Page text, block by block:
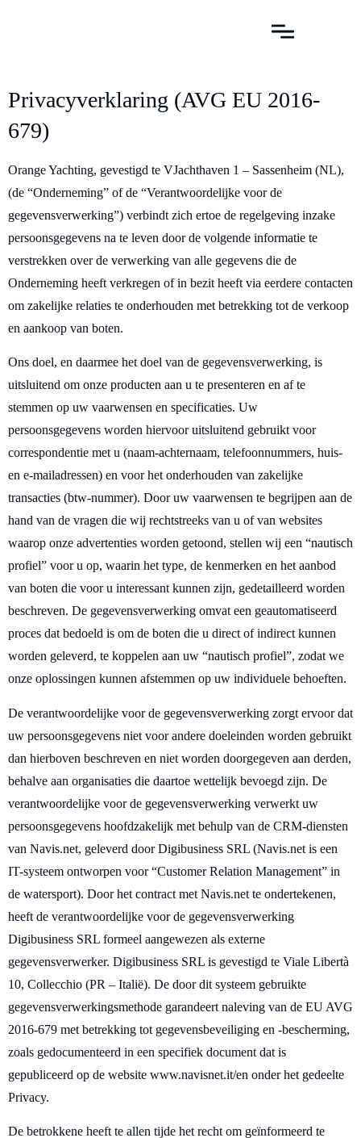
Privacyverklaring (AVG EU 2016-
679)
Orange Yachting, gevestigd te VJachthaven 1 – Sassenheim (NL),
(de “Onderneming” of de “Verantwoordelijke voor de
gegevensverwerking”) verbindt zich ertoe de regelgeving inzake
persoonsgegevens na te leven door de volgende informatie te
verstrekken over de verwerking van alle gegevens die de
Onderneming heeft verkregen of in bezit heeft via eerdere contacten
om zakelijke relaties te onderhouden met betrekking tot de verkoop
en aankoop van boten.
Ons doel, en daarmee het doel van de gegevensverwerking, is
uitsluitend om onze producten aan u te presenteren en af ​​te
stemmen op uw vaarwensen en specificaties. Uw
persoonsgegevens worden hiervoor uitsluitend gebruikt voor
correspondentie met u (naam-achternaam, telefoonnummers, huis-
en e-mailadressen) en voor het onderhouden van zakelijke
transacties (btw-nummer). Door uw vaarwensen te begrijpen aan de
hand van de vragen die wij rechtstreeks van u of van websites
waarop onze advertenties worden getoond, stellen wij een “nautisch
profiel” voor u op, waarin het type, de kenmerken en het aanbod
van boten die voor u interessant kunnen zijn, gedetailleerd worden
beschreven. De gegevensverwerking omvat een geautomatiseerd
proces dat bedoeld is om de boten die u direct of indirect kunnen
worden geleverd, te koppelen aan uw “nautisch profiel”, zodat we
onze oplossingen kunnen afstemmen op uw individuele behoeften.
De verantwoordelijke voor de gegevensverwerking zorgt ervoor dat
uw persoonsgegevens niet voor andere doeleinden worden gebruikt
dan hierboven beschreven en niet worden doorgegeven aan derden,
behalve aan organisaties die daartoe wettelijk bevoegd zijn. De
verantwoordelijke voor de gegevensverwerking verwerkt uw
persoonsgegevens hoofdzakelijk met behulp van de CRM-diensten
van Navis.net, geleverd door Digibusiness SRL (Navis.net is een
IT-systeem ontworpen voor “Customer Relation Management” in
de watersport). Door het contract met Navis.net te ondertekenen,
heeft de verantwoordelijke voor de gegevensverwerking
Digibusiness SRL formeel aangewezen als externe
gegevensverwerker. Digibusiness SRL is gevestigd te Viale Libertà
10, Collecchio (PR – Italië). De door dit systeem gebruikte
gegevensverwerkingsmethode garandeert naleving van de EU AVG
2016-679 met betrekking tot gegevensbeveiliging en -bescherming,
zoals gedocumenteerd in een specifiek document dat is
gepubliceerd op de website www.navisnet.it/en onder het gedeelte
Privacy.
De betrokkene heeft te allen tijde het recht om geïnformeerd te